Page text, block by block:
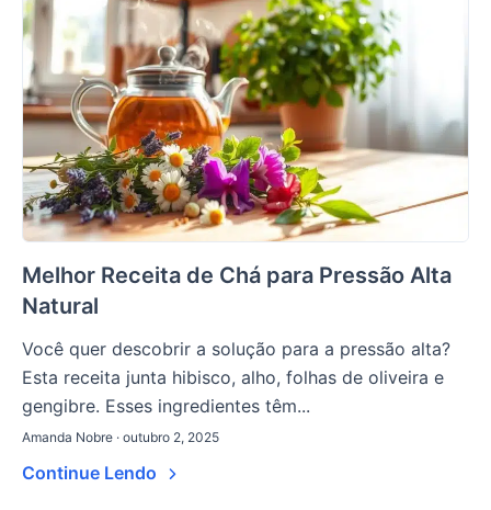
Melhor Receita de Chá para Pressão Alta
Natural
Você quer descobrir a solução para a pressão alta?
Esta receita junta hibisco, alho, folhas de oliveira e
gengibre. Esses ingredientes têm...
Amanda Nobre · outubro 2, 2025
Continue Lendo